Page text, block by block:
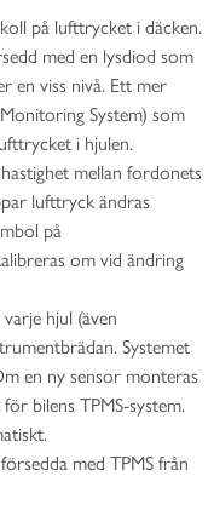
på lufttrycket i däcken.
med en lysdiod som
en viss nivå. Ett mer
System) som
i hjulen.
mellan fordonets
lufttryck ändras
på
om vid ändring
hjul (även
Systemet
en ny sensor monteras
bilens TPMS-system.
med TPMS från